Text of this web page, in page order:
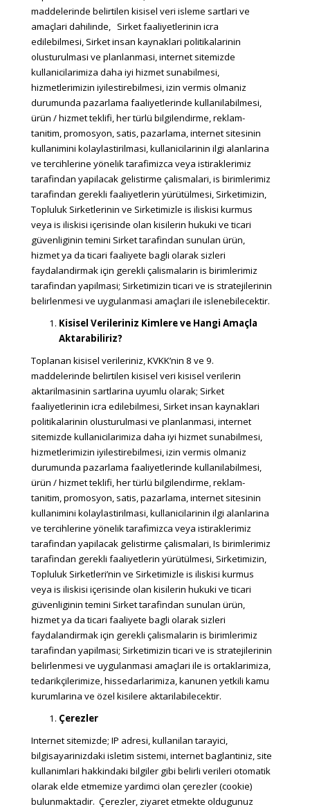
maddelerinde belirtilen kisisel veri isleme sartlari ve
amaçlari dahilinde, Sirket faaliyetlerinin icra
edilebilmesi, Sirket insan kaynaklari politikalarinin
olusturulmasi ve planlanmasi, internet sitemizde
kullanicilarimiza daha iyi hizmet sunabilmesi,
hizmetlerimizin iyilestirebilmesi, izin vermis olmaniz
durumunda pazarlama faaliyetlerinde kullanilabilmesi,
ürün / hizmet teklifi, her türlü bilgilendirme, reklam-
tanitim, promosyon, satis, pazarlama, internet sitesinin
kullanimini kolaylastirilmasi, kullanicilarinin ilgi alanlarina
ve tercihlerine yönelik tarafimizca veya istiraklerimiz
tarafindan yapilacak gelistirme çalismalari, is birimlerimiz
tarafindan gerekli faaliyetlerin yürütülmesi, Sirketimizin,
Topluluk Sirketlerinin ve Sirketimizle is iliskisi kurmus
veya is iliskisi içerisinde olan kisilerin hukuki ve ticari
güvenliginin temini Sirket tarafindan sunulan ürün,
hizmet ya da ticari faaliyete bagli olarak sizleri
faydalandirmak için gerekli çalismalarin is birimlerimiz
tarafindan yapilmasi; Sirketimizin ticari ve is stratejilerinin
belirlenmesi ve uygulanmasi amaçlari ile islenebilecektir.
Kisisel Verileriniz Kimlere ve Hangi Amaçla
Aktarabiliriz?
Toplanan kisisel verileriniz, KVKK’nin 8 ve 9.
maddelerinde belirtilen kisisel veri kisisel verilerin
aktarilmasinin sartlarina uyumlu olarak; Sirket
faaliyetlerinin icra edilebilmesi, Sirket insan kaynaklari
politikalarinin olusturulmasi ve planlanmasi, internet
sitemizde kullanicilarimiza daha iyi hizmet sunabilmesi,
hizmetlerimizin iyilestirebilmesi, izin vermis olmaniz
durumunda pazarlama faaliyetlerinde kullanilabilmesi,
ürün / hizmet teklifi, her türlü bilgilendirme, reklam-
tanitim, promosyon, satis, pazarlama, internet sitesinin
kullanimini kolaylastirilmasi, kullanicilarinin ilgi alanlarina
ve tercihlerine yönelik tarafimizca veya istiraklerimiz
tarafindan yapilacak gelistirme çalismalari, Is birimlerimiz
tarafindan gerekli faaliyetlerin yürütülmesi, Sirketimizin,
Topluluk Sirketleri’nin ve Sirketimizle is iliskisi kurmus
veya is iliskisi içerisinde olan kisilerin hukuki ve ticari
güvenliginin temini Sirket tarafindan sunulan ürün,
hizmet ya da ticari faaliyete bagli olarak sizleri
faydalandirmak için gerekli çalismalarin is birimlerimiz
tarafindan yapilmasi; Sirketimizin ticari ve is stratejilerinin
belirlenmesi ve uygulanmasi amaçlari ile is ortaklarimiza,
tedarikçilerimize, hissedarlarimiza, kanunen yetkili kamu
kurumlarina ve özel kisilere aktarilabilecektir.
Çerezler
Internet sitemizde; IP adresi, kullanilan tarayici,
bilgisayarinizdaki isletim sistemi, internet baglantiniz, site
kullanimlari hakkindaki bilgiler gibi belirli verileri otomatik
olarak elde etmemize yardimci olan çerezler (cookie)
bulunmaktadir. Çerezler, ziyaret etmekte oldugunuz